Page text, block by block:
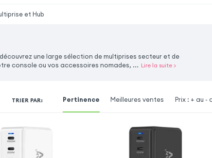
et Hub
une large sélection de multiprises secteur et de
console ou vos accessoires nomades, ... Lire la suite>
TRIER PAR: Pertinence Meilleures ventes Prix : + au -